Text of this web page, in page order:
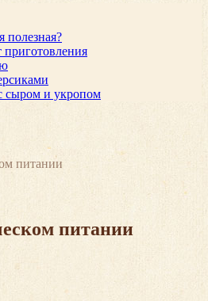
полезная?
приготовления
сыром и укропом
питании
питании